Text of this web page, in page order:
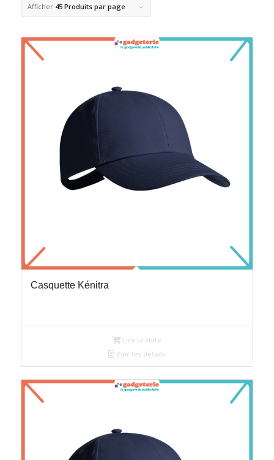
Afficher 45 Produits par page
Casquette Kénitra
Lire la suite
Voir les détails